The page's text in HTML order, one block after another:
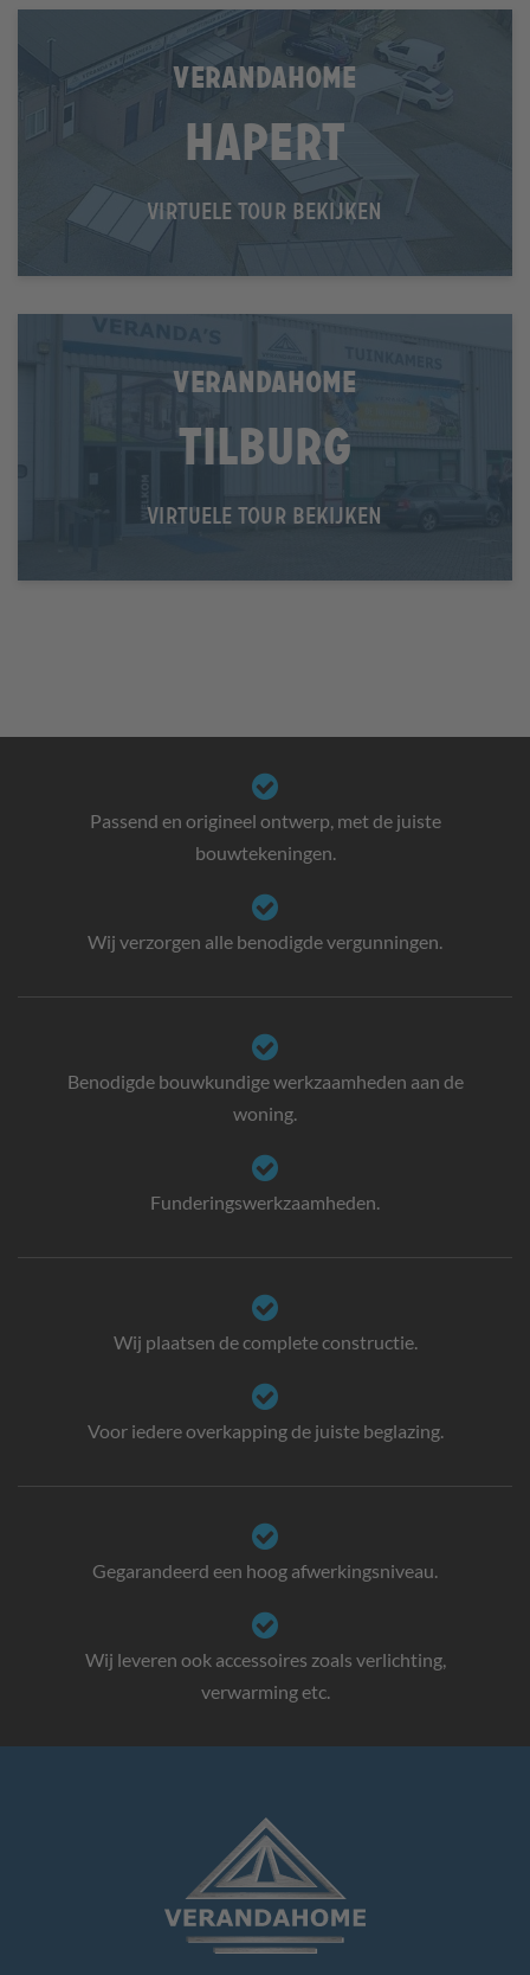
VERANDAHOME
Hapert
VIRTUELE TOUR BEKIJKEN
VERANDAHOME
Tilburg
VIRTUELE TOUR BEKIJKEN
Passend en origineel ontwerp, met de juiste
bouwtekeningen.
Wij verzorgen alle benodigde vergunningen.
Benodigde bouwkundige werkzaamheden aan de
woning.
Funderingswerkzaamheden.
Wij plaatsen de complete constructie.
Voor iedere overkapping de juiste beglazing.
Gegarandeerd een hoog afwerkingsniveau.
Wij leveren ook accessoires zoals verlichting,
verwarming etc.